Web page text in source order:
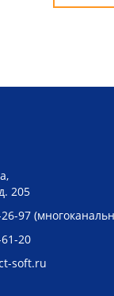
205
97
20
soft.ru